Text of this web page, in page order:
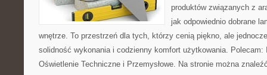
produktów związanych z
jak odpowiednio dobrane
wnętrze. To przestrzeń dla tych, którzy cenią piękno, ale
solidność wykonania i codzienny komfort użytkowania. Polecam:
Oświetlenie Techniczne i Przemysłowe. Na stronie można